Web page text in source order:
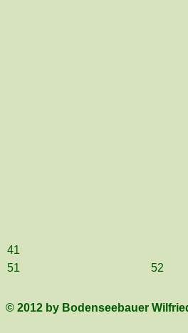
41
51
52
© 2012 by Bodenseebauer